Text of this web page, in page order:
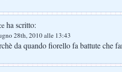
ha scritto:
28th, 2010 alle 13:43
da quando fiorello fa battute che